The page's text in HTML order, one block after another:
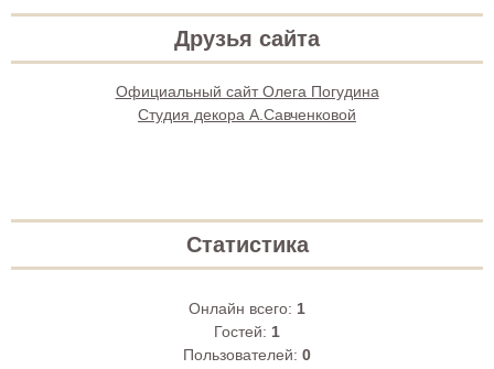
Друзья сайта
Официальный сайт Олега Погудина
Студия декора А.Савченковой
Статистика
Онлайн всего: 1
Гостей: 1
Пользователей: 0